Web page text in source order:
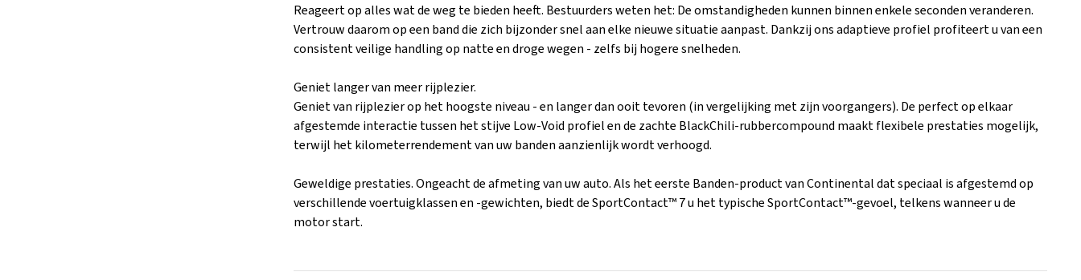
Reageert op alles wat de weg te bieden heeft. Bestuurders weten het: De omstandigheden kunnen binnen enkele seconden veranderen.
Vertrouw daarom op een band die zich bijzonder snel aan elke nieuwe situatie aanpast. Dankzij ons adaptieve profiel profiteert u van een
consistent veilige handling op natte en droge wegen - zelfs bij hogere snelheden.
Geniet langer van meer rijplezier.
Geniet van rijplezier op het hoogste niveau - en langer dan ooit tevoren (in vergelijking met zijn voorgangers). De perfect op elkaar
afgestemde interactie tussen het stijve Low-Void profiel en de zachte BlackChili-rubbercompound maakt flexibele prestaties mogelijk,
terwijl het kilometerrendement van uw banden aanzienlijk wordt verhoogd.
Geweldige prestaties. Ongeacht de afmeting van uw auto. Als het eerste Banden-product van Continental dat speciaal is afgestemd op
verschillende voertuigklassen en -gewichten, biedt de SportContact™ 7 u het typische SportContact™-gevoel, telkens wanneer u de
motor start.